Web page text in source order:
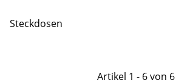
Steckdosen
Artikel 1 - 6 von 6